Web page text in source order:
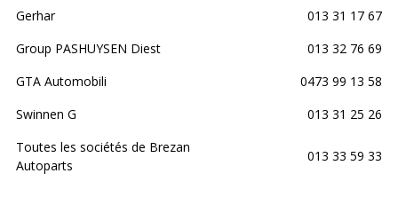
Gerhar
013 31 17 67
Group PASHUYSEN Diest
013 32 76 69
GTA Automobili
0473 99 13 58
Swinnen G
013 31 25 26
Toutes les sociétés de Brezan
Autoparts
013 33 59 33